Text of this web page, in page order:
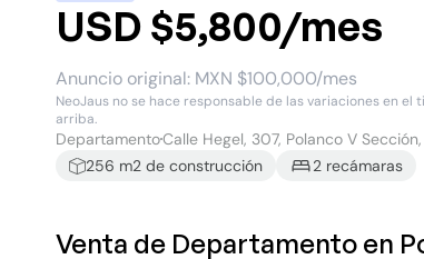
USD $5,800/mes
Anuncio original: MXN $100,000/mes
NeoJaus no se hace responsable de las variaciones en
arriba.
DepartamentoCalle Hegel, 307, Polanco V
256 m2 de construcción 2 recámaras
Venta de Departamento en